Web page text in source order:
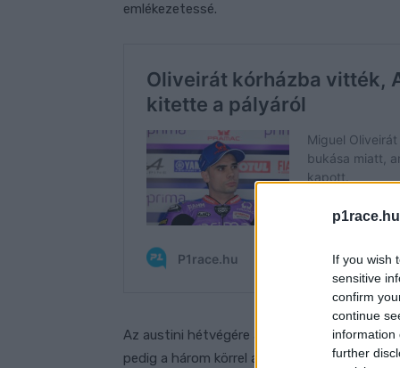
If you wish
sensitive
confirm
continue
information
further
emlékezetessé.
Az austini hétvégére azonban felszívta
pedig a három körrel a vége előtt